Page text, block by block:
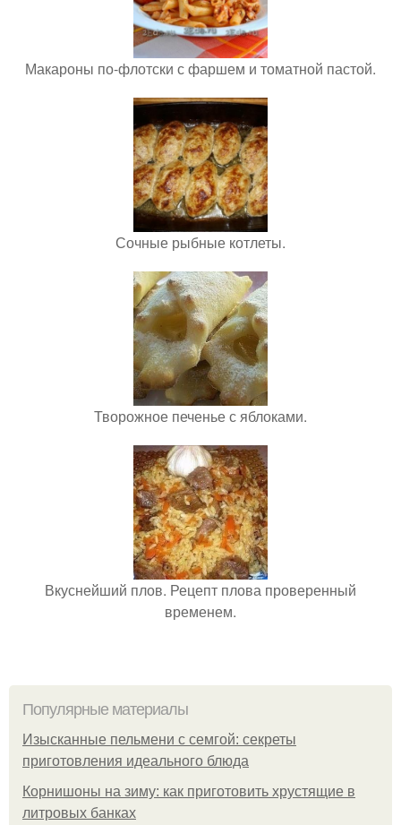
Макароны по-флотски с фаршем и томатной пастой.
Сочные рыбные котлеты.
Творожное печенье с яблоками.
Вкуснейший плов. Рецепт плова проверенный
временем.
Популярные материалы
Изысканные пельмени с семгой: секреты
приготовления идеального блюда
Корнишоны на зиму: как приготовить хрустящие в
литровых банках